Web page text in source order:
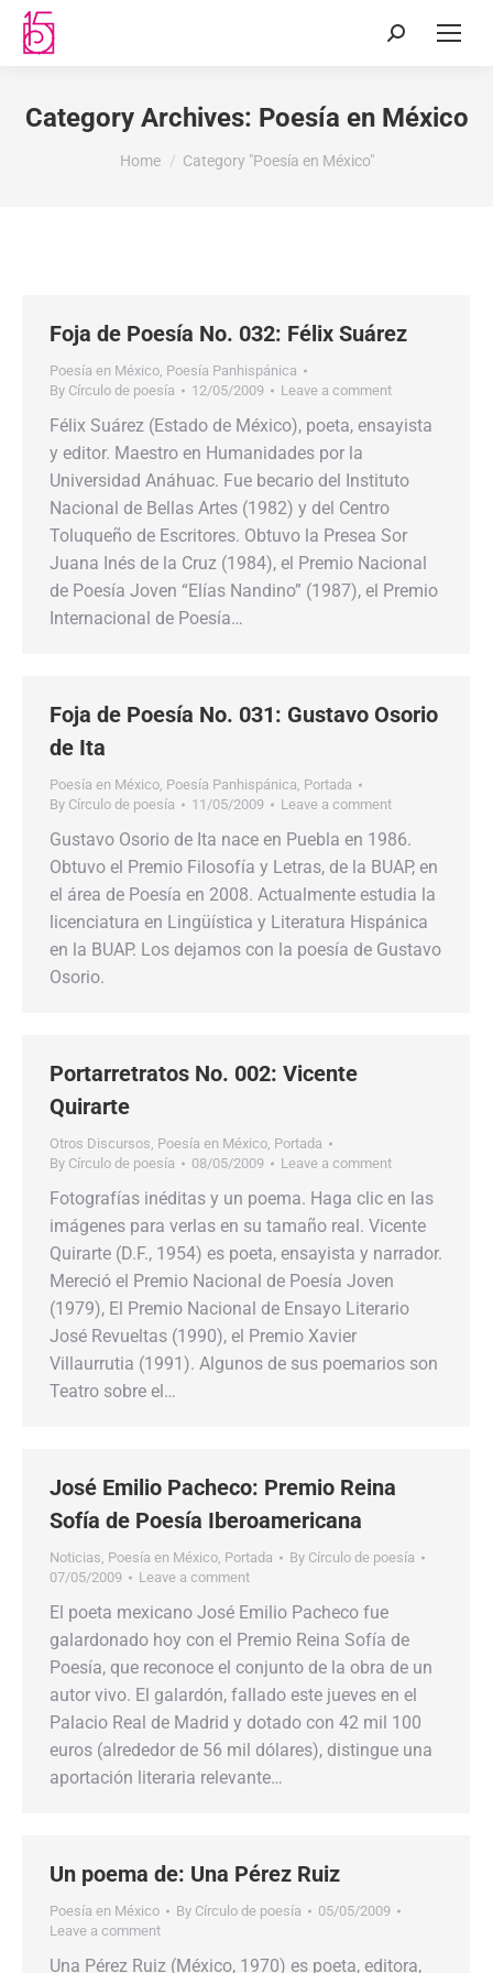
Category Archives: Poesía en México
You are here:
Home Category "Poesía en México"
Foja de Poesía No. 032: Félix Suárez
Poesía en México, Poesía Panhispánica
By Círculo de poesía 12/05/2009 Leave a comment
Félix Suárez (Estado de México), poeta, ensayista
y editor. Maestro en Humanidades por la
Universidad Anáhuac. Fue becario del Instituto
Nacional de Bellas Artes (1982) y del Centro
Toluqueño de Escritores. Obtuvo la Presea Sor
Juana Inés de la Cruz (1984), el Premio Nacional
de Poesía Joven “Elías Nandino” (1987), el Premio
Internacional de Poesía…
Foja de Poesía No. 031: Gustavo Osorio
de Ita
Poesía en México, Poesía Panhispánica, Portada
By Círculo de poesía 11/05/2009 Leave a comment
Gustavo Osorio de Ita nace en Puebla en 1986.
Obtuvo el Premio Filosofía y Letras, de la BUAP, en
el área de Poesía en 2008. Actualmente estudia la
licenciatura en Lingüística y Literatura Hispánica
en la BUAP. Los dejamos con la poesía de Gustavo
Osorio.
Portarretratos No. 002: Vicente
Quirarte
Otros Discursos, Poesía en México, Portada
By Círculo de poesía 08/05/2009 Leave a comment
Fotografías inéditas y un poema. Haga clic en las
imágenes para verlas en su tamaño real. Vicente
Quirarte (D.F., 1954) es poeta, ensayista y narrador.
Mereció el Premio Nacional de Poesía Joven
(1979), El Premio Nacional de Ensayo Literario
José Revueltas (1990), el Premio Xavier
Villaurrutia (1991). Algunos de sus poemarios son
Teatro sobre el…
José Emilio Pacheco: Premio Reina
Sofía de Poesía Iberoamericana
Noticias, Poesía en México, Portada By Círculo de poesía
07/05/2009
Leave a comment
El poeta mexicano José Emilio Pacheco fue
galardonado hoy con el Premio Reina Sofía de
Poesía, que reconoce el conjunto de la obra de un
autor vivo. El galardón, fallado este jueves en el
Palacio Real de Madrid y dotado con 42 mil 100
euros (alrededor de 56 mil dólares), distingue una
aportación literaria relevante…
Un poema de: Una Pérez Ruiz
Poesía en México By Círculo de poesía
05/05/2009
Leave a comment
Una Pérez Ruiz (México, 1970) es poeta, editora,